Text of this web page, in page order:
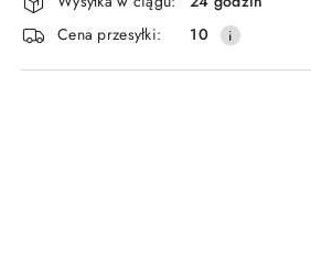
i
dostawa
Cena przesyłki:
10